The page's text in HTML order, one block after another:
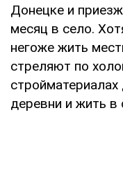
Донецке и
месяц в село.
негоже жить
стреляют по
деревни и жить в